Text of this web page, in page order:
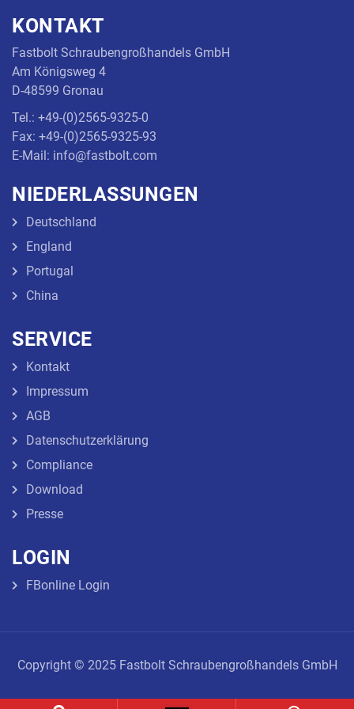
KONTAKT
Fastbolt Schraubengroßhandels GmbH
Am Königsweg 4
D-48599 Gronau
Tel.: +49-(0)2565-9325-0
Fax: +49-(0)2565-9325-93
E-Mail: info@fastbolt.com
NIEDERLASSUNGEN
Deutschland
England
Portugal
China
SERVICE
Kontakt
Impressum
AGB
Datenschutzerklärung
Compliance
Download
Presse
LOGIN
FBonline Login
Copyright © 2025 Fastbolt Schraubengroßhandels GmbH